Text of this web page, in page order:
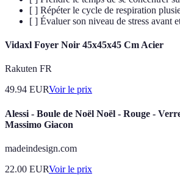
[ ] Répéter le cycle de respiration
[ ] Évaluer son niveau de stress avant
Vidaxl Foyer Noir 45x45x45 Cm Acier
Rakuten FR
49.94 EURVoir le prix
Alessi - Boule de Noël Noël - Rouge -
Massimo Giacon
madeindesign.com
22.00 EURVoir le prix